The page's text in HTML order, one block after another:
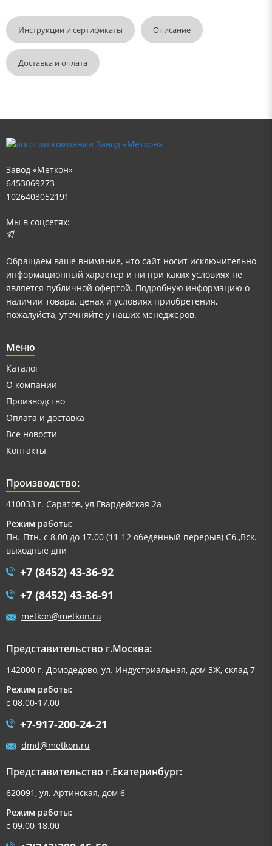
Инструкции и сертификаты Описание
Доставка и оплата
Завод «Меткон»
6453069273
1026403052191
Мы в соцсетях:
Обращаем ваше внимание, что сайт носит исключительно
информационный характер и ни при каких условиях не
является публичной офертой. Подробную информацию о
наличии товара, ценах и условиях приобретения,
пожалуйста, уточняйте у наших менеджеров.
Меню
Каталог
О компании
Производство
Оплата и доставка
Все новости
Контакты
Производство:
410033 г. Саратов, ул Гвардейская 2а
Режим работы:
Пн.-Птн. с 8.00 до 17.00 (11-12 обеденный перерыв) Сб.,Вск.-
выходные дни
+7 (8452) 43-36-92
+7 (8452) 43-36-91
metkon@metkon.ru
Представительство г.Москва:
142000 г. Домодедово, ул. Индустриальная, дом 3Ж, склад 7
Режим работы:
с 08.00-17.00
+7-917-200-24-21
dmd@metkon.ru
Представительство г.Екатеринбург:
620091, ул. Артинская, дом 6
Режим работы:
с 09.00-18.00